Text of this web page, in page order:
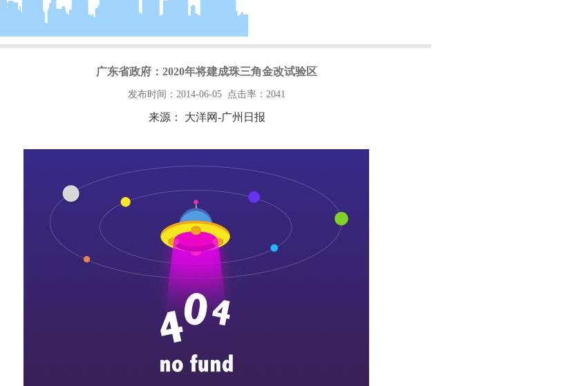
广东省政府：2020年将建成珠三角金改试验区
发布时间：2014-06-05 点击率：2041
来源： 大洋网-广州日报